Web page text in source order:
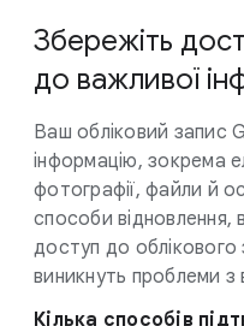
Збережіть
до важливої
Ваш обліковий запис
інформацію, зокрема
фотографії, файли й
способи
доступ до
виникнуть проблеми з
Кілька способів